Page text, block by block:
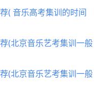
( 音乐高考集训的时间
(北京音乐艺考集训一般
(北京音乐艺考集训一般